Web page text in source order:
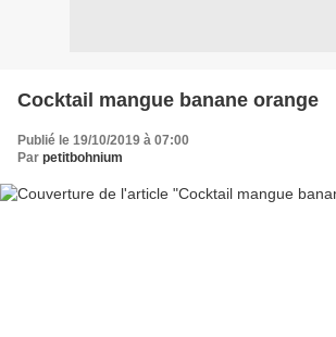
Cocktail mangue banane orange
Publié le 19/10/2019 à 07:00
Par petitbohnium